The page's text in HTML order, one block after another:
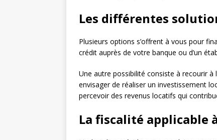
Les différentes
Plusieurs options s’offrent à vous pour
crédit auprès de votre banque ou d’un
Une autre possibilité consiste à recourir
envisager de réaliser un investissement
percevoir des revenus locatifs qui
La fiscalité applicable